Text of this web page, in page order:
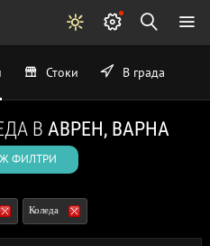
Стоки В града
В АВРЕН, ВАРНА
ФИЛТРИ
Коледа